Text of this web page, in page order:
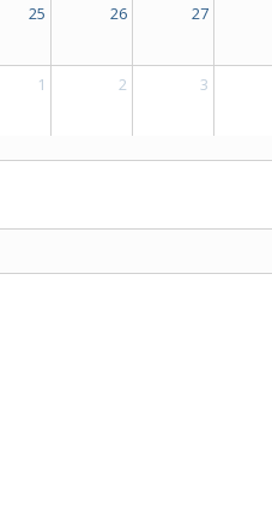
25 26 27
1 2 3